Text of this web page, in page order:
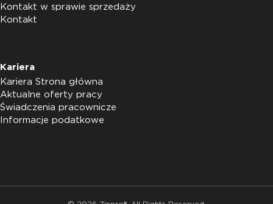
Kontakt w sprawie sprzedaży
Kontakt
Kariera
Kariera Strona główna
Aktualne oferty pracy
Świadczenia pracownicze
Informacje podatkowe